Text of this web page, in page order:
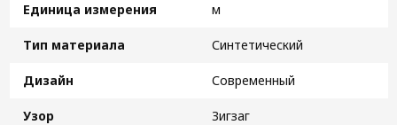
Единица измерения м
Тип материала Синтетический
Дизайн Современный
Узор Зигзаг